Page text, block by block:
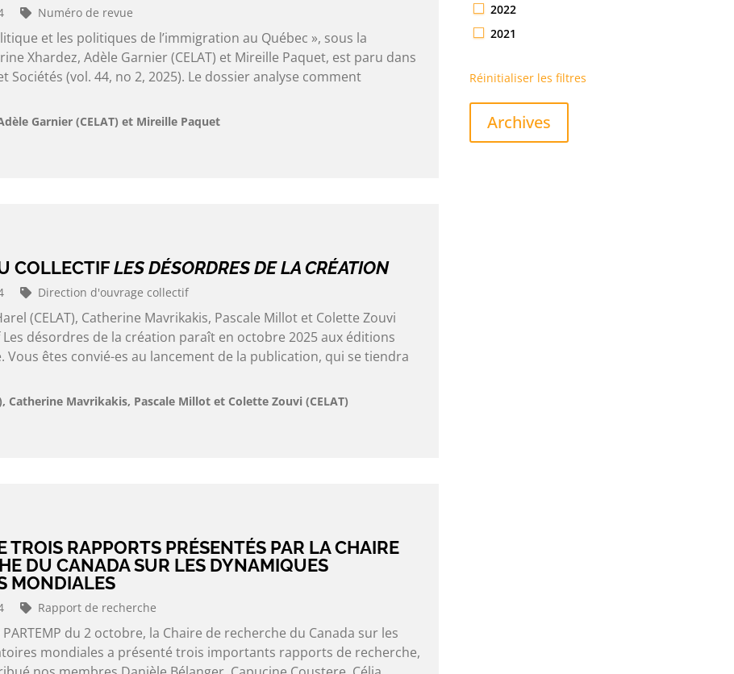
Numéro de revue
et les politiques de l’immigration au Québec », sous la
Xhardez, Adèle Garnier (CELAT) et Mireille Paquet, est paru dans
Sociétés (vol. 44, no 2, 2025). Le dossier analyse comment
Garnier (CELAT) et Mireille Paquet
COLLECTIFLES DÉSORDRES DE LA CRÉATION
Direction d'ouvrage collectif
(CELAT), Catherine Mavrikakis, Pascale Millot et Colette Zouvi
Les désordres de la création paraît en octobre 2025 aux éditions
Vous êtes convié-es au lancement de la publication, qui se tiendra
Catherine Mavrikakis, Pascale Millot et Colette Zouvi (CELAT)
TROIS RAPPORTS PRÉSENTÉS PAR LA CHAIRE
DU CANADA SUR LES DYNAMIQUES
MONDIALES
Rapport de recherche
du 2 octobre, la Chaire de recherche du Canada sur les
mondiales a présenté trois importants rapports de recherche,
2022
2021
Réinitialiser les filtres
Archives